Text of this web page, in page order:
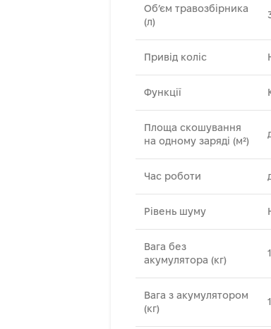
Об’єм травозбірника
(л)
Привід коліс
Функції
Площа скошування
на одному заряді (м²)
Час роботи
Рівень шуму
Вага без
акумулятора (кг)
Вага з акумулятором
(кг)